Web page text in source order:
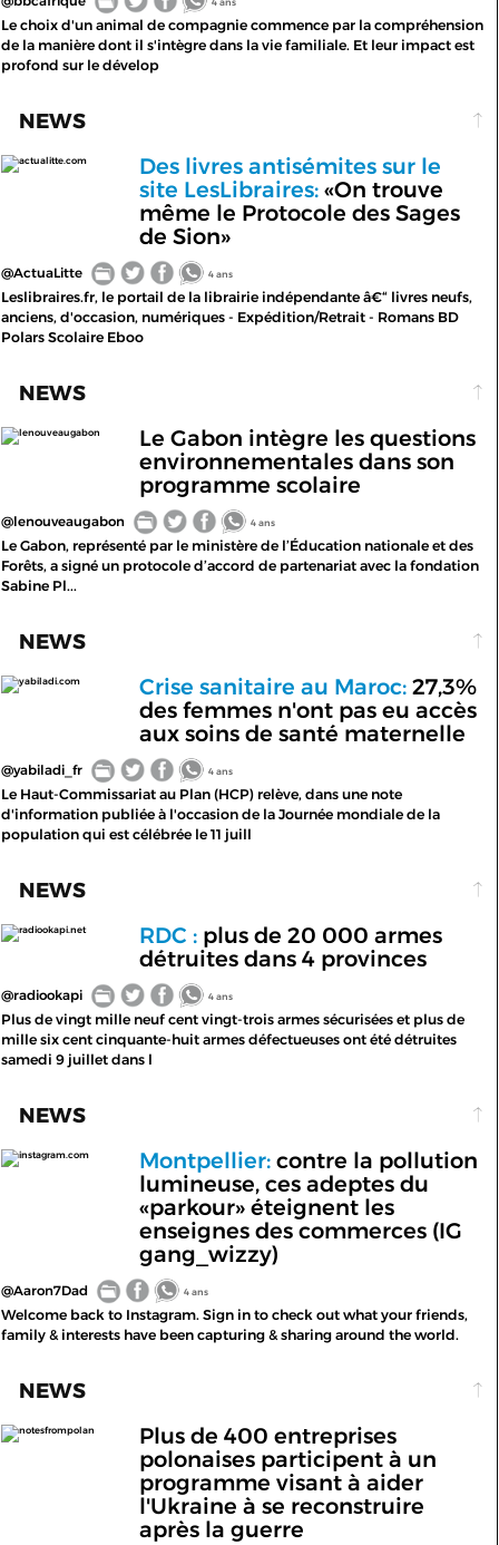
4 ans
Le choix d'un animal de compagnie commence par la compréhension
de la manière dont il s'intègre dans la vie familiale. Et leur impact est
profond sur le dévelop
NEWS
actualitte.com
Des livres antisémites sur le
site LesLibraires:«On trouve
même le Protocole des Sages
de Sion»
@ActuaLitte 4 ans
Leslibraires.fr, le portail de la librairie indépendante â€“ livres neufs,
anciens, d'occasion, numériques - Expédition/Retrait - Romans BD
Polars Scolaire Eboo
NEWS
lenouveaugabon
Le Gabon intègre les questions
environnementales dans son
programme scolaire
@lenouveaugabon 4 ans
Le Gabon, représenté par le ministère de l’Éducation nationale et des
Forêts, a signé un protocole d’accord de partenariat avec la fondation
Sabine Pl...
NEWS
yabiladi.com Crise sanitaire au Maroc:27,3%
des femmes n'ont pas eu accès
aux soins de santé maternelle
@yabiladi_fr 4 ans
Le Haut-Commissariat au Plan (HCP) relève, dans une note
d'information publiée à l'occasion de la Journée mondiale de la
population qui est célébrée le 11 juill
NEWS
radiookapi.net RDC :plus de 20 000 armes
détruites dans 4 provinces
@radiookapi 4 ans
Plus de vingt mille neuf cent vingt-trois armes sécurisées et plus de
mille six cent cinquante-huit armes défectueuses ont été détruites
samedi 9 juillet dans l
NEWS
instagram.com Montpellier:contre la pollution
lumineuse, ces adeptes du
«parkour» éteignent les
enseignes des commerces (IG
gang_wizzy)
@Aaron7Dad 4 ans
Welcome back to Instagram. Sign in to check out what your friends,
family & interests have been capturing & sharing around the world.
NEWS
notesfrompolan
Plus de 400 entreprises
polonaises participent à un
programme visant à aider
l'Ukraine à se reconstruire
après la guerre